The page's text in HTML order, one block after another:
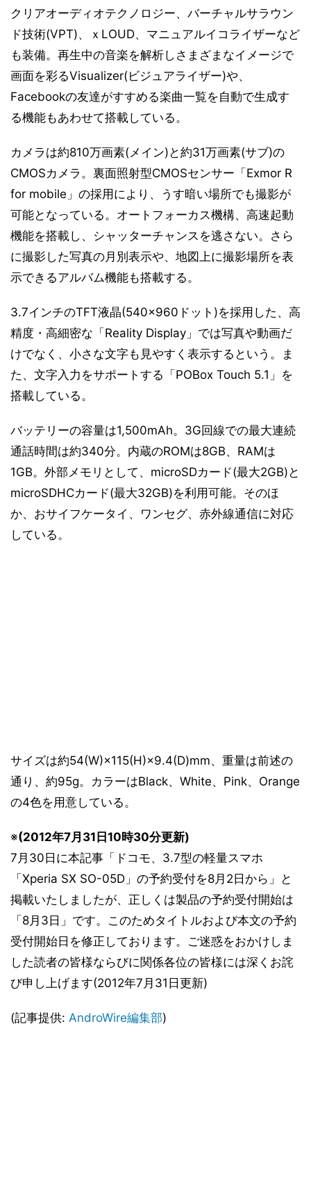
クリアオーディオテクノロジー、バーチャルサラウン
ド技術(VPT)、ｘLOUD、マニュアルイコライザーなど
も装備。再生中の音楽を解析しさまざまなイメージで
画面を彩るVisualizer(ビジュアライザー)や、
Facebookの友達がすすめる楽曲一覧を自動で生成す
る機能もあわせて搭載している。
カメラは約810万画素(メイン)と約31万画素(サブ)の
CMOSカメラ。裏面照射型CMOSセンサー「Exmor R
for mobile」の採用により、うす暗い場所でも撮影が
可能となっている。オートフォーカス機構、高速起動
機能を搭載し、シャッターチャンスを逃さない。さら
に撮影した写真の月別表示や、地図上に撮影場所を表
示できるアルバム機能も搭載する。
3.7インチのTFT液晶(540×960ドット)を採用した、高
精度・高細密な「Reality Display」では写真や動画だ
けでなく、小さな文字も見やすく表示するという。ま
た、文字入力をサポートする「POBox Touch 5.1」を
搭載している。
バッテリーの容量は1,500mAh。3G回線での最大連続
通話時間は約340分。内蔵のROMは8GB、RAMは
1GB。外部メモリとして、microSDカード(最大2GB)と
microSDHCカード(最大32GB)を利用可能。そのほ
か、おサイフケータイ、ワンセグ、赤外線通信に対応
している。
サイズは約54(W)×115(H)×9.4(D)mm、重量は前述の
通り、約95g。カラーはBlack、White、Pink、Orange
の4色を用意している。
※(2012年7月31日10時30分更新)
7月30日に本記事「ドコモ、3.7型の軽量スマホ
「Xperia SX SO-05D」の予約受付を8月2日から」と
掲載いたしましたが、正しくは製品の予約受付開始は
「8月3日」です。このためタイトルおよび本文の予約
受付開始日を修正しております。ご迷惑をおかけしま
した読者の皆様ならびに関係各位の皆様には深くお詫
び申し上げます(2012年7月31日更新)
(記事提供: AndroWire編集部)